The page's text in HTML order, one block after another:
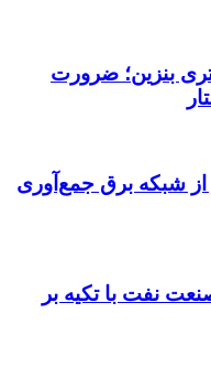
میلیون لیتری بنزین؛ ضرورت
از شبکه برق جمع‌آوری
نفت با تکیه بر